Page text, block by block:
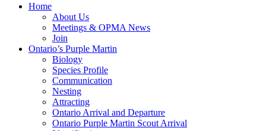
Home
About Us
Meetings & OPMA News
Join
Ontario’s Purple Martin
Biology
Species Profile
Communication
Nesting
Attracting
Ontario Arrival and Departure
Ontario Purple Martin Scout Arrival